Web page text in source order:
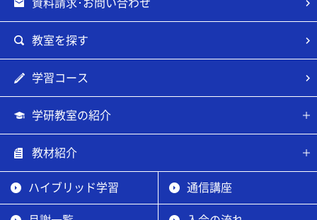
教室を探す
学習コース
学研教室の紹介
教材紹介
ハイブリッド学習 通信講座